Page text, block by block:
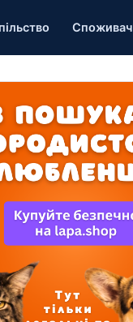
Споживач